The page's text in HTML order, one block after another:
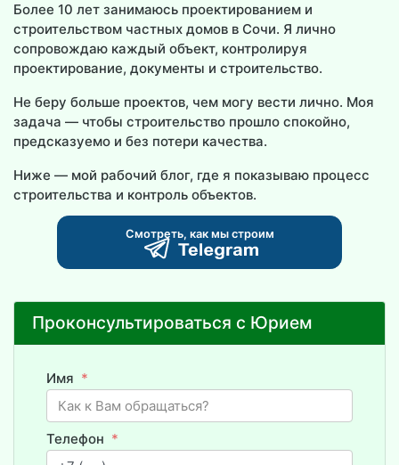
Более 10 лет занимаюсь проектированием и
строительством частных домов в Сочи. Я лично
сопровождаю каждый объект, контролируя
проектирование, документы и строительство.
Не беру больше проектов, чем могу вести лично. Моя
задача — чтобы строительство прошло спокойно,
предсказуемо и без потери качества.
Ниже — мой рабочий блог, где я показываю процесс
строительства и контроль объектов.
Смотреть, как мы строим
Проконсультироваться с Юрием
Имя
Телефон